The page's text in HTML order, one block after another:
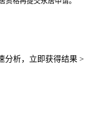
分析，立即获得结果 >